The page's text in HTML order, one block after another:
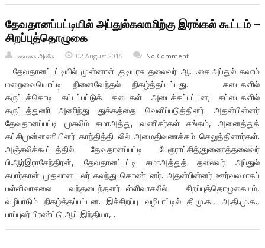
தேவதானப்பட்டியில் அப்துல்கலாமிற்கு இரங்கல் கூட்டம் –
சிறப்புத்தொழுகை
வைகை அனீசு 02 August 2015 No Comment
தேவதானப்பட்டியில் முன்னாள் குடியரசு தலைவர் ஆ.ப.சை.அப்துல் கலாம்
மறைவையொட்டி நினைவேந்தல் நிகழ்த்தப்பட்டது. கடைகளில்
கருப்புக்கொடி கட்டப்பட்டுக் கடைகள் அடைக்கப்பட்டன; சட்டைகளில்
கருப்புத்துணி அணிந்து துக்கத்தை வெளிப்படுத்தினர். அதன்பின்னர்
தேவதானப்பட்டி முசுலிம் சமாஅத்து, வணிகர்கள் சங்கம், அனைத்துக்
கட்சிமுன்னணியினர் காந்தித்திடலில் அமைதிவணக்கம் செலுத்தினார்கள்.
அஞ்சலிக்கூட்டத்தில் தேவதானப்பட்டி பேரூராட்சித்;துணைத்தலைவர்
பி.ஆர்இராசேந்திரன், தேவதானப்பட்டி சமாஅத்துத் தலைவர் அப்துல்
கபார்கான் முதலான பலர் கலந்து கொண்டனர். அதன்பின்னர் ஊர்வலமாகப்
பள்ளிவாசலை வந்தடைந்தனர்.பள்ளிவாசலில் சிறப்புத்தொழுகையும்,
வழிபாடும் நிகழ்த்தப்பட்டன. இச்சிறப்பு வழிபாட்டில் தி.மு.க., அ.தி.மு.க.,
பாப்புலர் பிரண்ட்டு ஆப் இந்தியா,…